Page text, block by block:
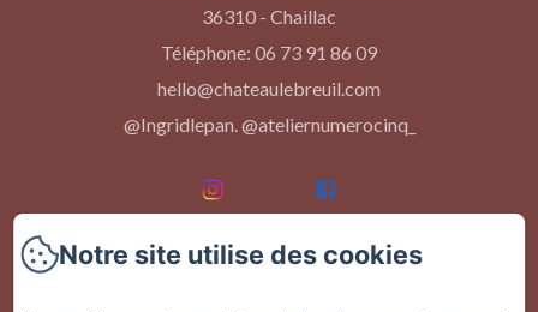
36310 - Chaillac
Téléphone: 06 73 91 86 09
hello@chateaulebreuil.com
@Ingridlepan. @ateliernumerocinq_
Accueil
Notre site utilise des cookies